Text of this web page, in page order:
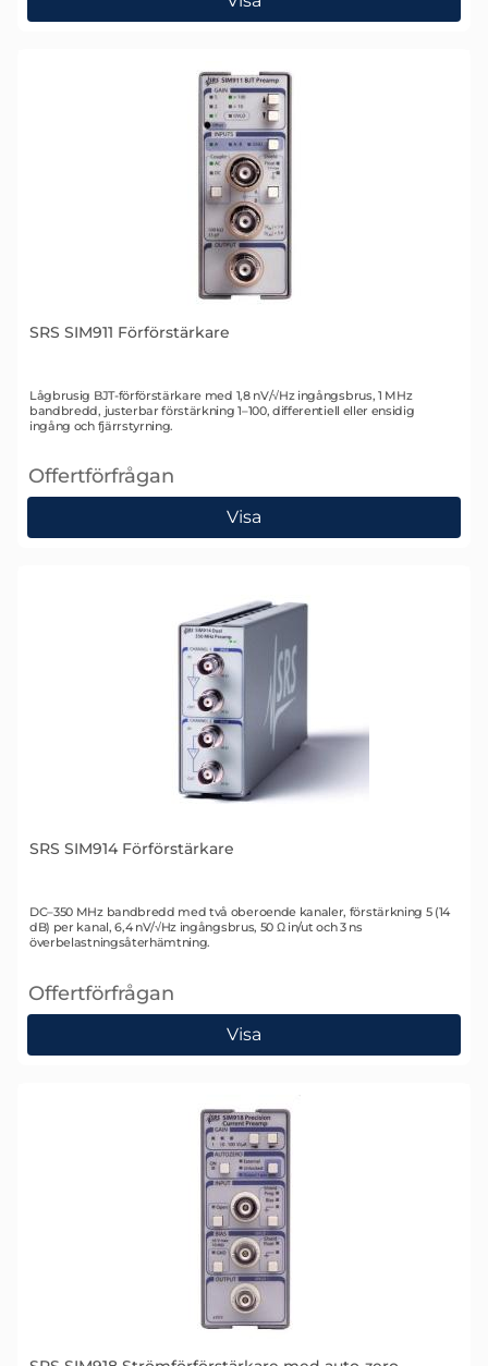
SRS SIM911 Förförstärkare
Art. nr 1334
Lågbrusig BJT-förförstärkare med 1,8 nV/√Hz ingångsbrus, 1 MHz
bandbredd, justerbar förstärkning 1–100, differentiell eller ensidig
ingång och fjärrstyrning.
Offertförfrågan
, SRS SIM911 Förförstärkare
Visa
SRS SIM914 Förförstärkare
Art. nr 1335
DC–350 MHz bandbredd med två oberoende kanaler, förstärkning 5 (14
dB) per kanal, 6,4 nV/√Hz ingångsbrus, 50 Ω in/ut och 3 ns
överbelastningsåterhämtning.
Offertförfrågan
, SRS SIM914 Förförstärkare
Visa